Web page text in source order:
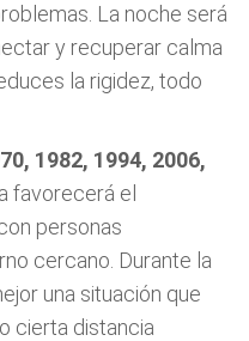
La noche será
y recuperar calma
la rigidez, todo
1982, 1994, 2006,
favorecerá el
personas
cercano. Durante la
una situación que
cierta distancia